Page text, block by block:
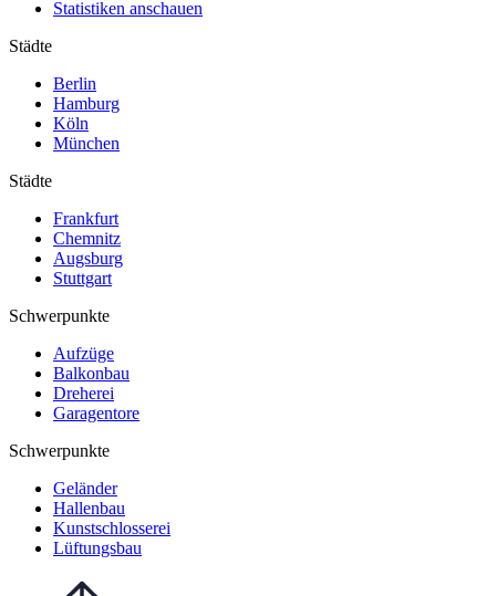
Statistiken anschauen
Städte
Berlin
Hamburg
Köln
München
Städte
Frankfurt
Chemnitz
Augsburg
Stuttgart
Schwerpunkte
Aufzüge
Balkonbau
Dreherei
Garagentore
Schwerpunkte
Geländer
Hallenbau
Kunstschlosserei
Lüftungsbau